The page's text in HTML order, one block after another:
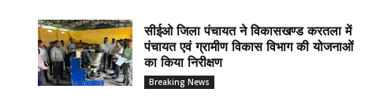
सीईओ जिला पंचायत ने विकासखण्ड करतला में
पंचायत एवं ग्रामीण विकास विभाग की योजनाओं
का किया निरीक्षण
Breaking News